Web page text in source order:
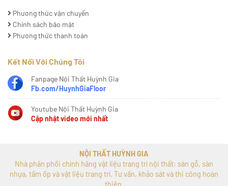
Phương thức vận chuyển
Chính sách bảo mật
Phương thức thanh toán
Kết Nối Với Chúng Tôi
Fanpage Nội Thất Huỳnh Gia
Fb.com/HuynhGiaFloor
Youtube Nội Thất Huỳnh Gia
Cập nhật video mới nhất
NỘI THẤT HUỲNH GIA
Nhà phân phối chính hãng vật liệu trang trí nội thất: sàn gỗ, sàn
nhựa, tấm ốp và vật liệu trang trí. Tư vấn, khảo sát và thi công hoàn